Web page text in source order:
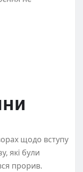
щодо вступу
які були
прорив.